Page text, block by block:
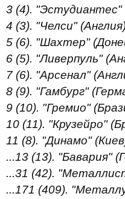
3 (4). "Эстудиантес"
4 (3). "Челси"
5 (6). "Шахтер"
6 (5). "Ливерпуль"
7 (6). "Арсенал"
8 (9). "Гамбург"
9 (10). "Гремио"
10 (11). "Крузейро"
11 (8). "Динамо"
...13 (13). "Бавария"
...31 (42).
...171 (409).